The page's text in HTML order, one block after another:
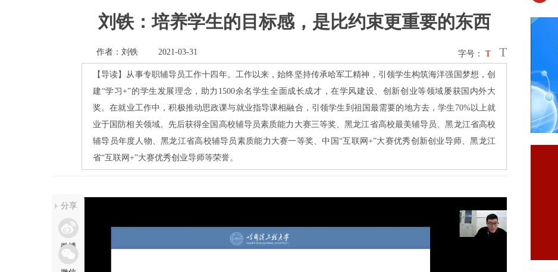
刘铁：培养学生的目标感，是比约束更重要的东西
作者：刘铁 2021-03-31 字号： T T
【导读】从事专职辅导员工作十四年。工作以来，始终坚持传承哈军工精神，引领学生构筑海洋强国梦想，创
建“学习+”的学生发展理念，助力1500余名学生全面成长成才，在学风建设、创新创业等领域屡获国内外大
奖。在就业工作中，积极推动思政课与就业指导课相融合，引领学生到祖国最需要的地方去，学生70%以上就
业于国防相关领域。先后获得全国高校辅导员素质能力大赛三等奖、黑龙江省高校最美辅导员、黑龙江省高校
辅导员年度人物、黑龙江省高校辅导员素质能力大赛一等奖、中国“互联网+”大赛优秀创新创业导师、黑龙江
省“互联网+”大赛优秀创业导师等荣誉。
分享